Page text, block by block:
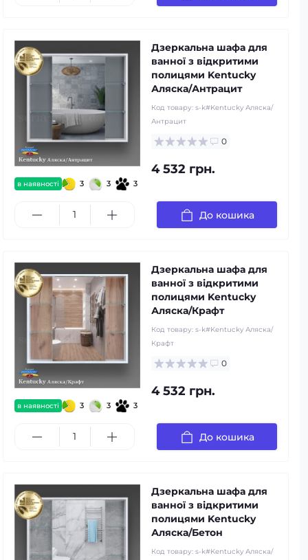
в наявності 3 3 3
Дзеркальна шафа для
ванної з відкритими
полицями Kentucky
Аляска/Антрацит
Код товару: s-k#Kentucky Аляска/
Антрацит
0
4 532 грн.
До кошика
в наявності 3 3 3
Дзеркальна шафа для
ванної з відкритими
полицями Kentucky
Аляска/Крафт
Код товару: s-k#Kentucky Аляска/
Крафт
0
4 532 грн.
До кошика
Дзеркальна шафа для
ванної з відкритими
полицями Kentucky
Аляска/Бетон
Код товару: s-k#Kentucky Аляска/